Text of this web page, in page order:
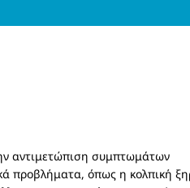
αντιμετώπιση συμπτωμάτων
προβλήματα, όπως η κολπική